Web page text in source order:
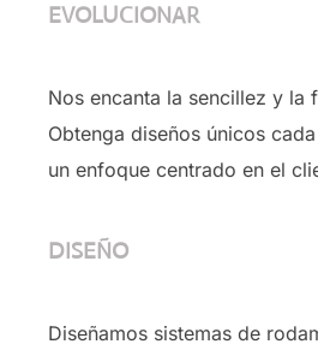
EVOLUCIONAR
Nos encanta la sencillez y la
Obtenga diseños únicos
un enfoque centrado en el
DISEÑO
Diseñamos sistemas de